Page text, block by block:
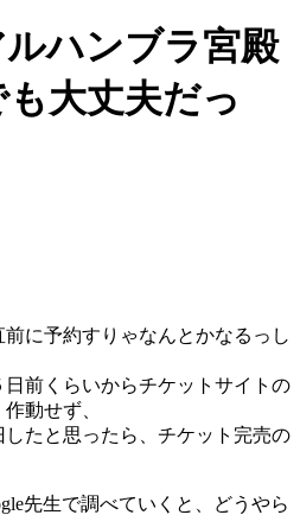
ハンブラ宮殿
大丈夫だっ
に予約すりゃなんとかなるっし
前くらいからチケットサイトの
動せず、
たと思ったら、チケット完売の
先生で調べていくと、どうやら